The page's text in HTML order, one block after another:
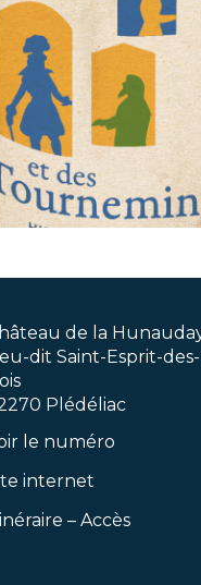
de la
dit Saint-Esprit-des-
Plédéliac
le numéro
internet
– Accès